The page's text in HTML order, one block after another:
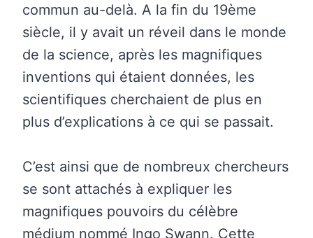
commun au-delà. A la fin du 19ème
siècle, il y avait un réveil dans le monde
de la science, après les magnifiques
inventions qui étaient données, les
scientifiques cherchaient de plus en
plus d’explications à ce qui se passait.
C’est ainsi que de nombreux chercheurs
se sont attachés à expliquer les
magnifiques pouvoirs du célèbre
médium nommé Ingo Swann. Cette